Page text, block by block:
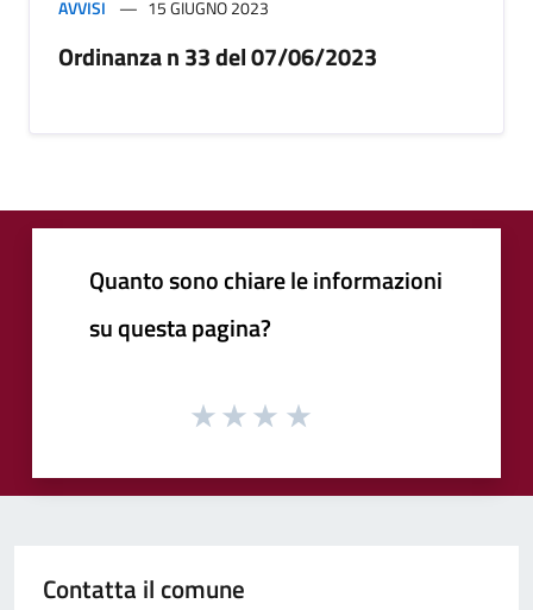
AVVISI 15 GIUGNO 2023
Ordinanza n 33 del 07/06/2023
Quanto sono chiare le informazioni
su questa pagina?
Contatta il comune